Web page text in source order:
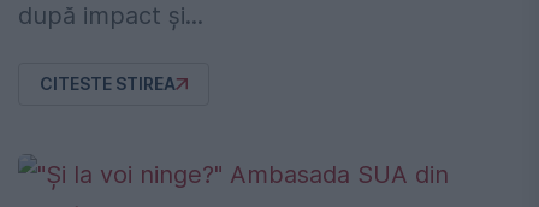
după impact şi...
CITESTE STIREA